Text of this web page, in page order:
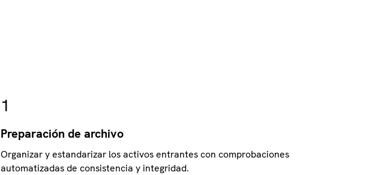
1
Preparación de archivo
Organizar y estandarizar los activos entrantes con comprobaciones
automatizadas de consistencia y integridad.